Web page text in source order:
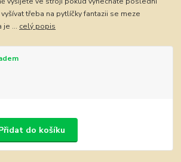
třeba na pytlíčky fantazii se meze
je ... celý popis
do košíku